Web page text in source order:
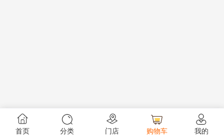
首页 分类 门店 购物车 我的